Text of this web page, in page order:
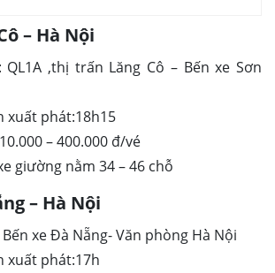
– Hà Nội
QL1A ,thị trấn Lăng Cô – Bến xe Sơn
xuất phát:18h15
– 400.000 đ/vé
giường nằm 34 – 46 chỗ
– Hà Nội
xe Đà Nẵng- Văn phòng Hà Nội
xuất phát:17h